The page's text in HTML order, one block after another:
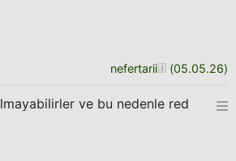
nefertarii (05.05.26)
ve bu nedenle red